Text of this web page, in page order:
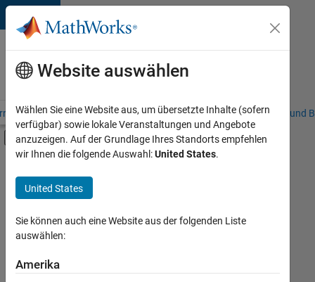
Weiter zum Inhalt
Karriere
bei
MathWorks
– Übersicht Stellensuche Niederlassungen Studierende und
Umschaltung für Off-Canvas-
Hauptinhalt
Program Management
Release Engineering
Web Applications and Services
+2
Derzeit
Website auswählen
Wählen Sie eine Website aus, um übersetzte Inhalte (sofern
verfügbar) sowie lokale Veranstaltungen und Angebote
anzuzeigen. Auf der Grundlage Ihres Standorts empfehlen
wir Ihnen die folgende Auswahl:United States.
United States
Sie können auch eine Website aus der folgenden Liste
auswählen:
Amerika